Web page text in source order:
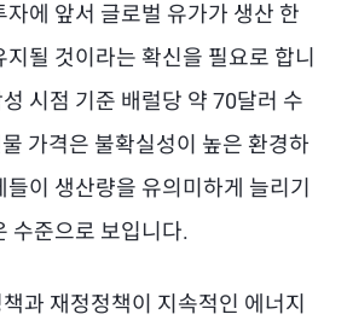
자에 앞서 글로벌 유가가 생산 한
될 것이라는 확신을 필요로 합니
시점 기준 배럴당 약 70달러 수
가격은 불확실성이 높은 환경하
이 생산량을 유의미하게 늘리기
수준으로 보입니다.
과 재정정책이 지속적인 에너지